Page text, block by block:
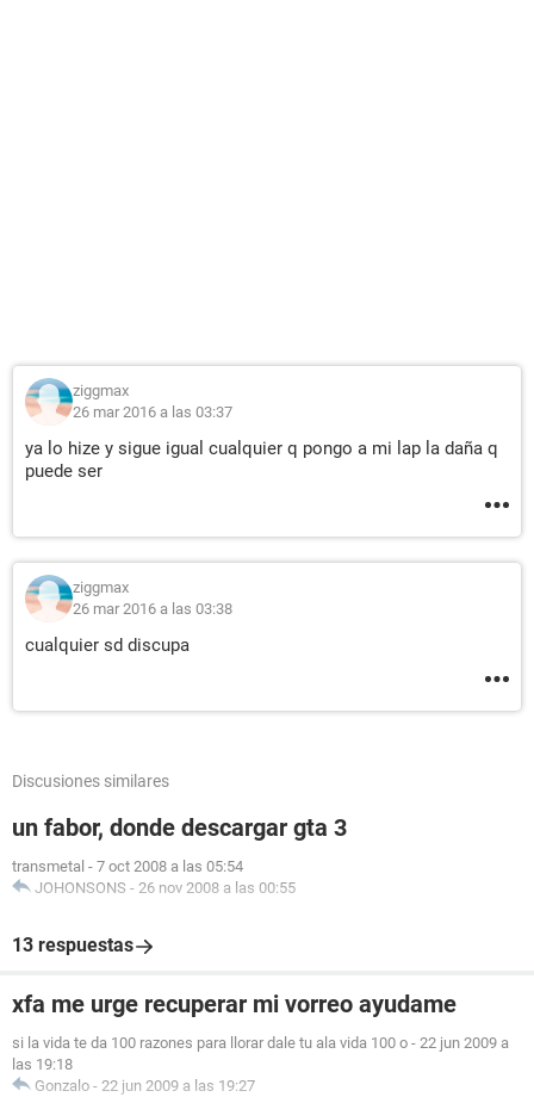
ziggmax
26 mar 2016 a las 03:37
ya lo hize y sigue igual cualquier q pongo a mi lap la daña q
puede ser
ziggmax
26 mar 2016 a las 03:38
cualquier sd discupa
Discusiones similares
un fabor, donde descargar gta 3
transmetal - 7 oct 2008 a las 05:54
JOHONSONS - 26 nov 2008 a las 00:55
13 respuestas
xfa me urge recuperar mi vorreo ayudame
si la vida te da 100 razones para llorar dale tu ala vida 100 o - 22 jun 2009 a
las 19:18
Gonzalo - 22 jun 2009 a las 19:27